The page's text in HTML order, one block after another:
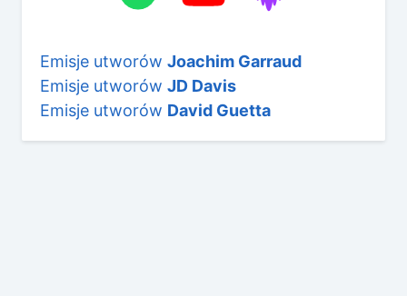
Emisje utworów Joachim Garraud
Emisje utworów JD Davis
Emisje utworów David Guetta